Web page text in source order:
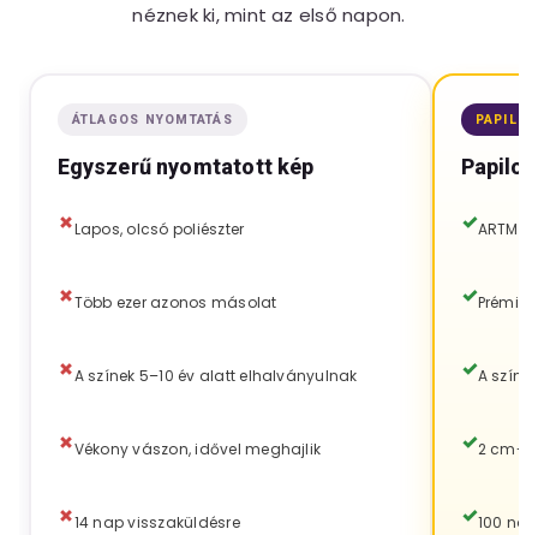
néznek ki, mint az első napon.
ÁTLAGOS NYOMTATÁS
Egyszerű nyomtatott kép
Lapos, olcsó poliészter
Több ezer azonos másolat
A színek 5–10 év alatt elhalványulnak
Vékony vászon, idővel meghajlik
14 nap visszaküldésre
A
2 cm-
100